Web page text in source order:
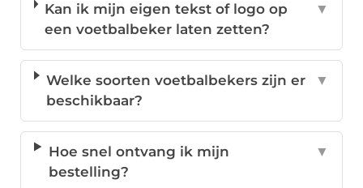
Kan ik mijn eigen tekst of logo op
een voetbalbeker laten zetten?
▼
Welke soorten voetbalbekers zijn er
beschikbaar?
▼
Hoe snel ontvang ik mijn
bestelling?
▼